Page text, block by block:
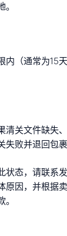
内（通常为15
清关文件缺失
败并退回包裹
状态，请联系
原因，并根据